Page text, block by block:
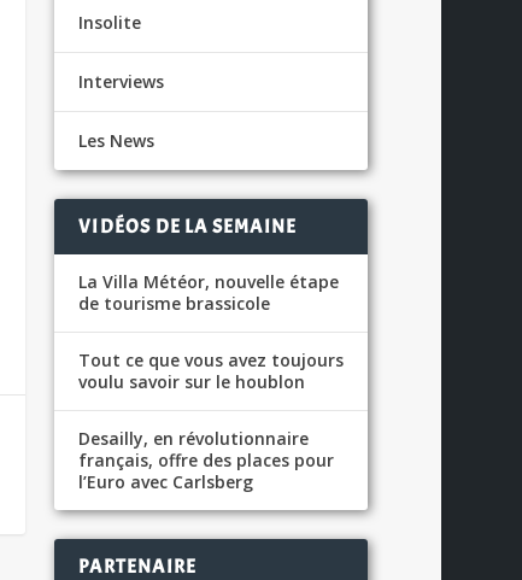
Insolite
Interviews
Les News
VIDÉOS DE LA SEMAINE
La Villa Météor, nouvelle étape
de tourisme brassicole
Tout ce que vous avez toujours
voulu savoir sur le houblon
Desailly, en révolutionnaire
français, offre des places pour
l’Euro avec Carlsberg
PARTENAIRE